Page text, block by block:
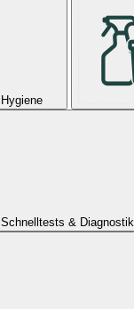
Hygiene
Schnelltests & Diagnostik